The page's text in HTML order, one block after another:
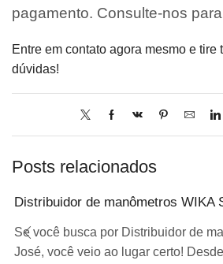
pagamento. Consulte-nos
Entre em contato agora mesmo e tire
dúvidas!
Posts relacionados
Distribuidor de manômetros WIKA
Se você busca por Distribuidor de
José, você veio ao lugar certo!